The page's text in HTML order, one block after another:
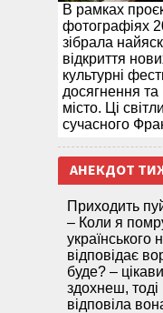
В рамках
фотографіях
зібрала
відкриття
культурні
досягнення та
місто. Ці
сучасного
АНЕКДОТ
Приходить
– Коли я
українського
відповідає
буде? –
здохнеш,
відповіла